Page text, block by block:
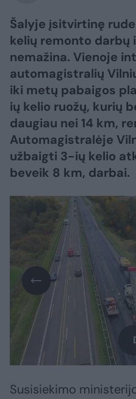
Šalyje įsitvirtinę
kelių remonto darbų
nemažina. Vienoje
automagistralių
iki metų pabaigos
ių kelio ruožų, kurių
daugiau nei 14 km,
Automagistralėje
užbaigti 3-ių kelio
beveik 8 km, darbai.
Susisiekimo